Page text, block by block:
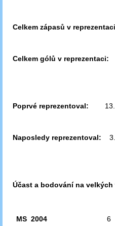
Celkem zápasů v
Celkem gólů v reprezentaci:
Poprvé reprezentoval: 13.
Naposledy reprezentoval: 3.
Účast a bodování na
MS 2004 6